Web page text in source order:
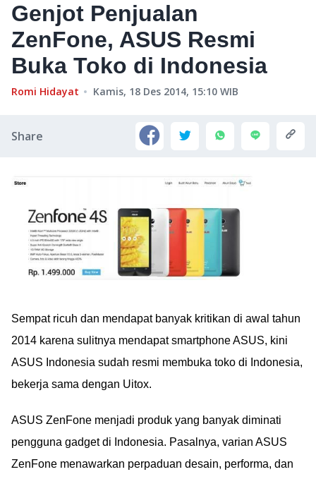
Genjot Penjualan
ZenFone, ASUS Resmi
Buka Toko di Indonesia
Romi Hidayat Kamis, 18 Des 2014, 15:10 WIB
Share
Sempat ricuh dan mendapat banyak kritikan di awal tahun
2014 karena sulitnya mendapat smartphone ASUS, kini
ASUS Indonesia sudah resmi membuka toko di Indonesia,
bekerja sama dengan Uitox.
ASUS ZenFone menjadi produk yang banyak diminati
pengguna gadget di Indonesia. Pasalnya, varian ASUS
ZenFone menawarkan perpaduan desain, performa, dan